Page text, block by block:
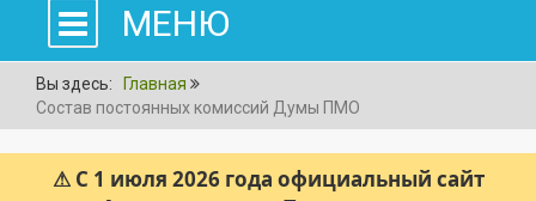
МЕНЮ
Вы здесь:
Главная
Состав постоянных комиссий Думы ПМО
⚠ С 1 июля 2026 года официальный сайт